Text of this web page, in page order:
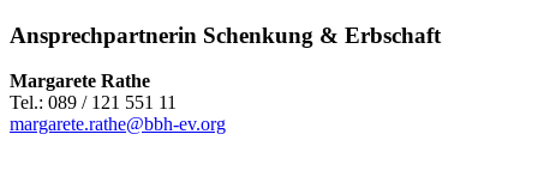
Ansprechpartnerin Schenkung & Erbschaft
Margarete Rathe
Tel.: 089 / 121 551 11
margarete.rathe@bbh-ev.org